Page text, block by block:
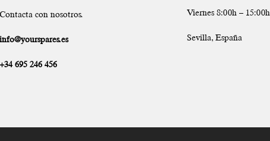
Contacta con nosotros.
info@yourspares.es
+34 695 246 456
Viernes 8:00h – 15:00h
Sevilla, España